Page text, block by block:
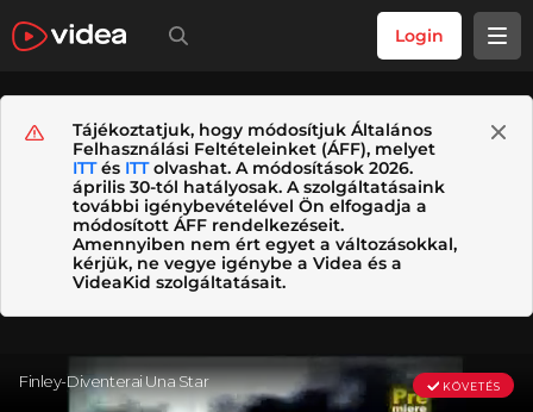
Login
Tájékoztatjuk, hogy módosítjuk Általános
Felhasználási Feltételeinket (ÁFF), melyet
ITTés ITTolvashat. A módosítások 2026.
április 30-tól hatályosak. A szolgáltatásaink
további igénybevételével Ön elfogadja a
módosított ÁFF rendelkezéseit.
Amennyiben nem ért egyet a változásokkal,
kérjük, ne vegye igénybe a Videa és a
VideaKid szolgáltatásait.